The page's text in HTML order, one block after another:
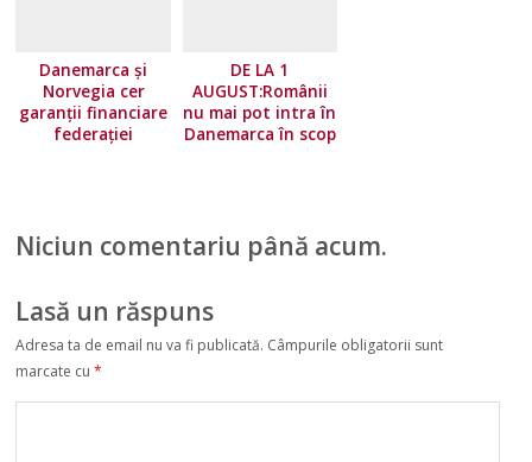
Danemarca și
Norvegia cer
garanții financiare
federației
DE LA 1
AUGUST:Românii
nu mai pot intra în
Danemarca în scop
Niciun comentariu până acum.
Lasă un răspuns
Adresa ta de email nu va fi publicată. Câmpurile obligatorii sunt
marcate cu*